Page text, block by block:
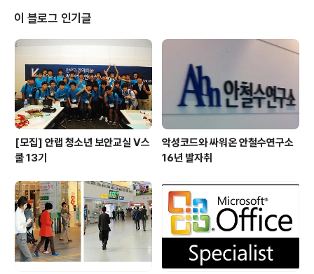
째 타자는 기반 기술팀의 김경희 책임연구원과 양용철 책
임 연구원이다. 이들은 V3의 엔진 개발 파트의 중추적인
역할을 담당하고 있는 연구원들이다. 김경희 책임과 양용
는 작업이라 자정이 넘어서 집에 가는 일도 허다하다. 프로
젝트를 맡으면서부터 눈코뜰새 없이 바..
이 블로그 인기글
[모집] 안랩 청소년 보안교실 V스
쿨 13기
악성코드와 싸워온 안철수연구소
16년 발자취